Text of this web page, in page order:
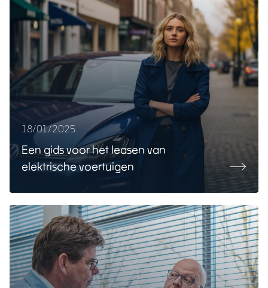
18/01/2025
Een gids voor het leasen van
elektrische voertuigen